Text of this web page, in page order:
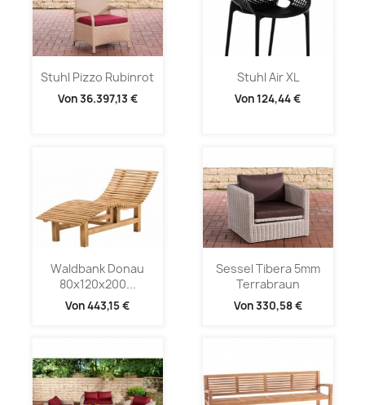
Stuhl Pizzo Rubinrot
Von36.397,13 €
Stuhl Air XL
Von124,44 €
Waldbank Donau
80x120x200...
Von443,15 €
Sessel Tibera 5mm
Terrabraun
Von330,58 €